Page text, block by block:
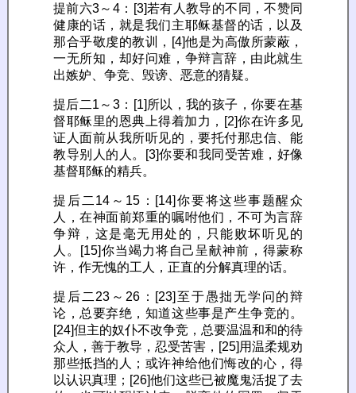
提前六3～4：[3]若有人教导的不同，不赞同
健康的话，就是我们主耶稣基督的话，以及
那合乎敬虔的教训，[4]他是为高傲所蒙蔽，
一无所知，却好问难，争辩言辞，由此就生
出嫉妒、争竞、毁谤、恶意的猜疑。
提后二1～3：[1]所以，我的孩子，你要在基
督耶稣里的恩典上得着加力，[2]你在许多见
证人面前从我所听见的，要托付那忠信、能
教导别人的人。[3]你要和我同受苦难，好像
基督耶稣的精兵。
提后二14～15：[14]你要将这些事题醒众
人，在神面前郑重的嘱咐他们，不可为言辞
争辩，这是毫无用处的，只能败坏听见的
人。[15]你当竭力将自己呈献神前，得蒙称
许，作无愧的工人，正直的分解真理的话。
提后二23～26：[23]至于愚拙无学问的辩
论，总要弃绝，知道这些事是产生争竞的。
[24]但主的奴仆不改争竞，总要温温和和的待
众人，善于教导，忍受苦害，[25]用温柔规劝
那些抵挡的人；或许神给他们悔改的心，得
以认识真理；[26]他们这些已被魔鬼活捉了去